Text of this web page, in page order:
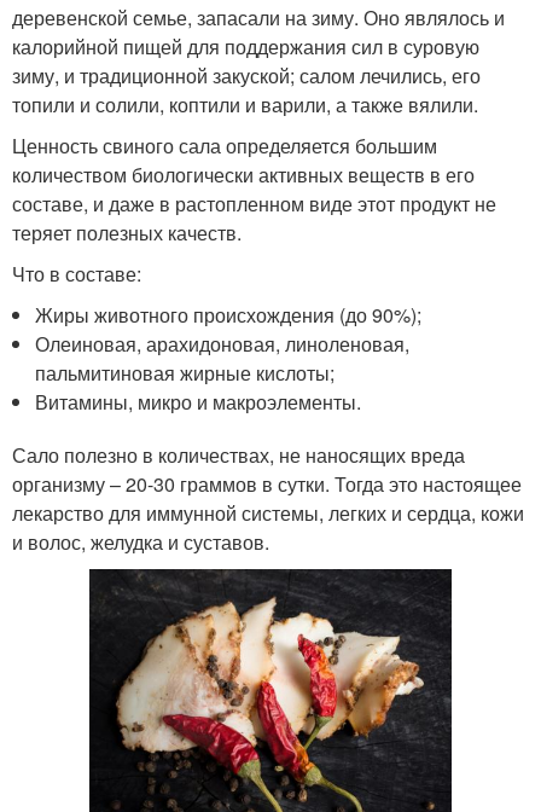
деревенской семье, запасали на зиму. Оно являлось и
калорийной пищей для поддержания сил в суровую
зиму, и традиционной закуской; салом лечились, его
топили и солили, коптили и варили, а также вялили.
Ценность свиного сала определяется большим
количеством биологически активных веществ в его
составе, и даже в растопленном виде этот продукт не
теряет полезных качеств.
Что в составе:
Жиры животного происхождения (до 90%);
Олеиновая, арахидоновая, линоленовая,
пальмитиновая жирные кислоты;
Витамины, микро и макроэлементы.
Сало полезно в количествах, не наносящих вреда
организму – 20-30 граммов в сутки. Тогда это настоящее
лекарство для иммунной системы, легких и сердца, кожи
и волос, желудка и суставов.